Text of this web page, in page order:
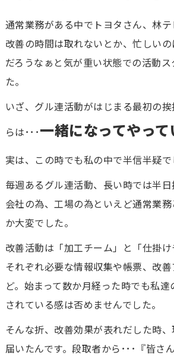
通常業務がある中でトヨタさん、林
改善の時間は取れないとか、忙しい
だろうなぁと気が重い状態での活動
た。
いざ、グル連活動がはじまる最初の
らは･･･一緒になってやって
実は、この時でも私の中で半信半疑で
毎週あるグル連活動、長い時では半
会社の為、工場の為といえど通常業
か大変でした。
改善活動は「加工チーム」と「仕掛け
それぞれ必要な情報収集や帳票、改
ど。始まって数か月経った時でも私
されている感は否めませんでした。
そんな折、改善効果が表れだした時
届いたんです。段取者から･･･『皆さ